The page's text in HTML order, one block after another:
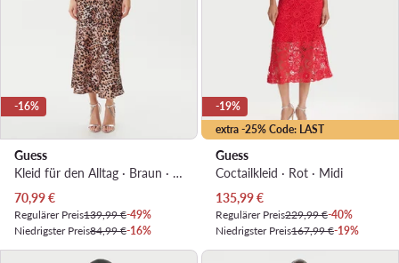
-16%
Guess
Kleid für den Alltag · Braun · Midi
Aktueller Preis
70,99€
Regulärer Preis139,99 €-49%
Niedrigster Preis84,99 €-16%
extra -25% Code: LAST
-19%
Guess
Coctailkleid · Rot · Midi
Aktueller Preis
135,99€
Regulärer Preis229,99 €-40%
Niedrigster Preis167,99 €-19%